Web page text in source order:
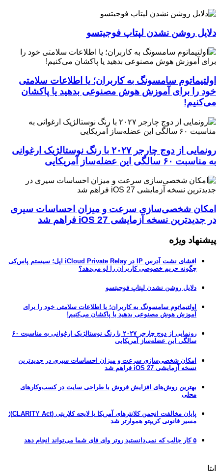
دلایل روشن نشدن لپتاپ فوجیتسو
اولتیماتوم سامسونگ به کاربران؛ یا اطلاعات سلامتی
خود را برای آموزش هوش مصنوعی بدهید یا پاکشان
می‌کنیم!
رونمایی از دوج چارجر ۲۰۲۷ با رنگ نوستالژیک ارغوانی
به مناسبت ۶۰ سالگی این عضله‌ساز آمریکایی
امکان شخصی‌سازی سرعت و میزان احساسات سیری
در جدیدترین نسخه آزمایشی iOS 27 فراهم شد
پیشنهاد ویژه
افشای نشت آدرس IP در iCloud Private Relay اپل؛ سیستم پاس‌کی
چگونه حریم خصوصی کاربران را لو می‌دهد؟
دلایل روشن نشدن لپتاپ فوجیتسو
اولتیماتوم سامسونگ به کاربران؛ یا اطلاعات سلامتی خود را برای
آموزش هوش مصنوعی بدهید یا پاکشان می‌کنیم!
رونمایی از دوج چارجر ۲۰۲۷ با رنگ نوستالژیک ارغوانی به مناسبت ۶۰
سالگی این عضله‌ساز آمریکایی
امکان شخصی‌سازی سرعت و میزان احساسات سیری در جدیدترین
نسخه آزمایشی iOS 27 فراهم شد
بهترین روش‌های افزایش فروش با طراحی سایت در کسب‌وکارهای
محلی
پایان مخالفت انجمن کلانترهای آمریکا با لایحه کلاریتی (CLARITY Act)؛
مسیر قانونی کریپتو هموارتر شد
۵ کار جالب که نمی‌دانستید روتر وای فای شما می‌تواند انجام دهد
ایتا